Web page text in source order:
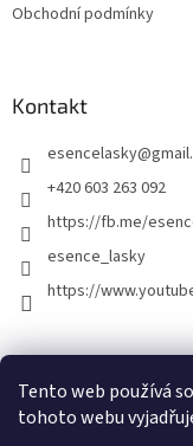
Tento web používá
tohoto webu
Obchodní podmínky
Kontakt
esencelasky@
+420 603 263 092
https://fb.me/
esence_lasky
https://